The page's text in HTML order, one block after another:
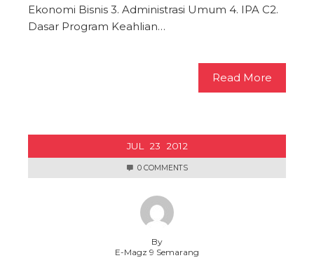
Ekonomi Bisnis 3. Administrasi Umum 4. IPA C2.
Dasar Program Keahlian…
Read More
JUL 23 2012
0 COMMENTS
By
E-Magz 9 Semarang